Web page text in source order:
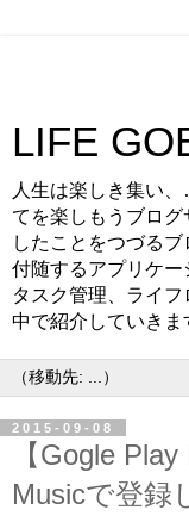
LIFE
人生は楽しき集い
てを楽しもうブロ
したことをつづる
付随するアプリケー
タスク管理、ライ
中で紹介していきま
2015-09-08
【Gogle
Musicで登録